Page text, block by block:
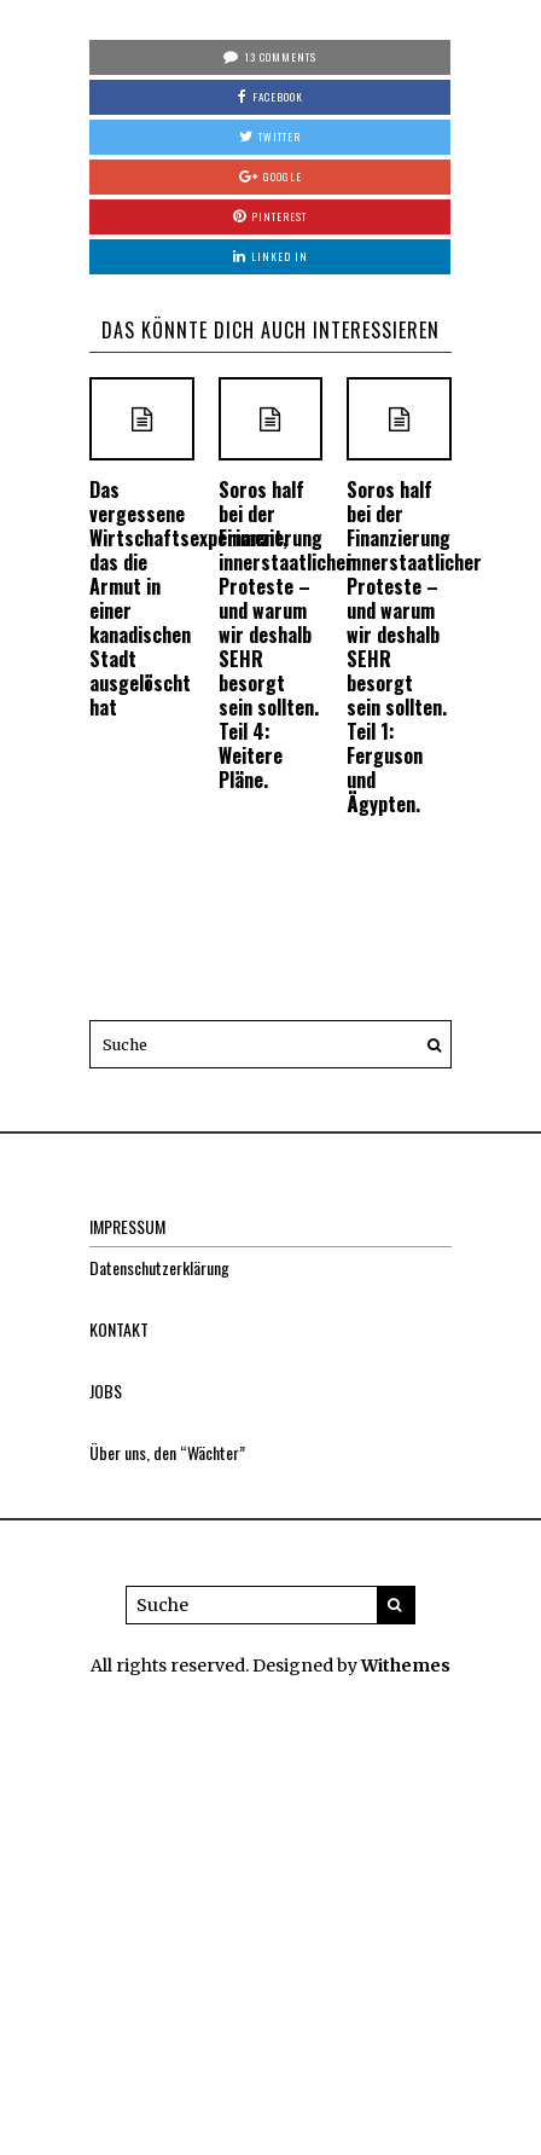
13 COMMENTS
FACEBOOK
TWITTER
GOOGLE
PINTEREST
LINKED IN
DAS KÖNNTE DICH AUCH INTERESSIEREN
Das
vergessene
Wirtschaftsexperiment,
das die
Armut in
einer
kanadischen
Stadt
ausgelöscht
hat
Soros half
bei der
Finanzierung
innerstaatlicher
Proteste –
und warum
wir deshalb
SEHR
besorgt
sein sollten.
Teil 4:
Weitere
Pläne.
Soros half
bei der
Finanzierung
innerstaatlicher
Proteste –
und warum
wir deshalb
SEHR
besorgt
sein sollten.
Teil 1:
Ferguson
und
Ägypten.
IMPRESSUM
Datenschutzerklärung
KONTAKT
JOBS
Über uns, den “Wächter”
All rights reserved. Designed byWithemes